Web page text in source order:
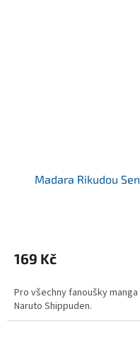
Madara Rikudou
169 Kč
Pro všechny fanoušky
Naruto Shippuden.